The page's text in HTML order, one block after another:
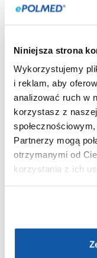
Niniejsza strona
Wykorzystujemy
i reklam, aby
analizować ruch w
korzystasz z
Partnerzy mogą
otrzymanymi od
korzystania z ich
obiektywnych
ramach profilaktyki.
Analiza obejmuje
hormonów, glukozy),
identyfikację
badania zawsze
odniesieniu do
pacjenta.
Wiele badań
przykład pobrania
Badania